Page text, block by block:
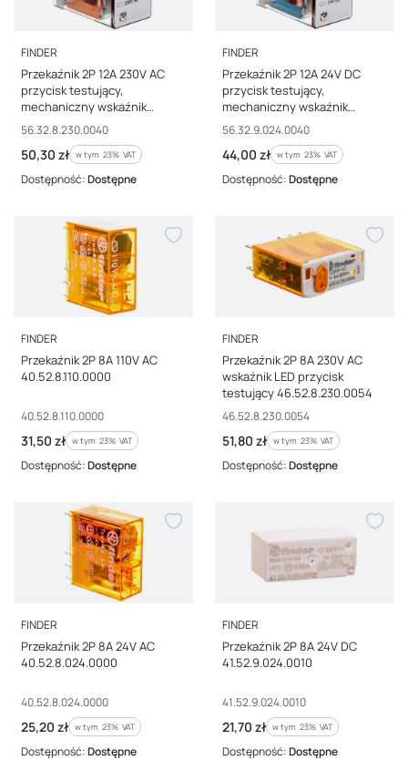
PRODUCENT
FINDER
Przekaźnik 2P 12A 230V AC
przycisk testujący,
mechaniczny wskaźnik
zadziałania 56.32.8.230.0040
Kod producenta
56.32.8.230.0040
Cena brutto
50,30 zł w tym %s VAT
w tym 23% VAT
Dostępność:Dostępne
PRODUCENT
FINDER
Przekaźnik 2P 12A 24V DC
przycisk testujący,
mechaniczny wskaźnik
zadziałania 56.32.9.024.0040
Kod producenta
56.32.9.024.0040
Cena brutto
44,00 zł w tym %s VAT
w tym 23% VAT
Dostępność:Dostępne
PRODUCENT
FINDER
Przekaźnik 2P 8A 110V AC
40.52.8.110.0000
Kod producenta
40.52.8.110.0000
Cena brutto
31,50 zł w tym %s VAT
w tym 23% VAT
Dostępność:Dostępne
PRODUCENT
FINDER
Przekaźnik 2P 8A 230V AC
wskaźnik LED przycisk
testujący 46.52.8.230.0054
Kod producenta
46.52.8.230.0054
Cena brutto
51,80 zł w tym %s VAT
w tym 23% VAT
Dostępność:Dostępne
PRODUCENT
FINDER
Przekaźnik 2P 8A 24V AC
40.52.8.024.0000
Kod producenta
40.52.8.024.0000
Cena brutto
25,20 zł w tym %s VAT
w tym 23% VAT
Dostępność:Dostępne
PRODUCENT
FINDER
Przekaźnik 2P 8A 24V DC
41.52.9.024.0010
Kod producenta
41.52.9.024.0010
Cena brutto
21,70 zł w tym %s VAT
w tym 23% VAT
Dostępność:Dostępne